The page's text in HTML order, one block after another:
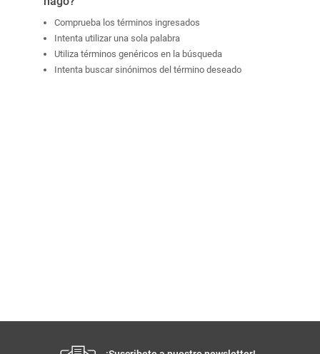
Comprueba los términos ingresados
Intenta utilizar una sola palabra
Utiliza términos genéricos en la búsqueda
Intenta buscar sinónimos del término deseado